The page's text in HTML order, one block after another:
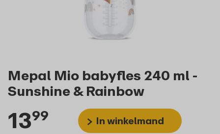
Mepal Mio babyfles 240 ml -
Sunshine & Rainbow
1399 In winkelmand